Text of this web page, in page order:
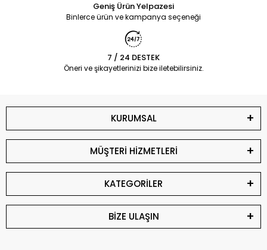
Geniş Ürün Yelpazesi
Binlerce ürün ve kampanya seçeneği
7 / 24 DESTEK
Öneri ve şikayetlerinizi bize iletebilirsiniz.
KURUMSAL
MÜŞTERİ HİZMETLERİ
KATEGORİLER
BİZE ULAŞIN